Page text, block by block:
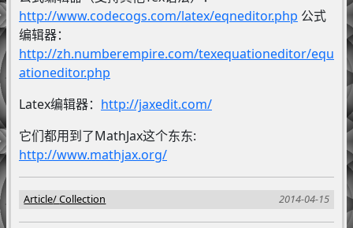
http://www.codecogs.com/latex/eqneditor.php 公式
编辑器：
http://zh.numberempire.com/texequationeditor/equ
ationeditor.php
Latex编辑器： http://jaxedit.com/
它们都用到了MathJax这个东东:
http://www.mathjax.org/
Article Collection 2014-04-15